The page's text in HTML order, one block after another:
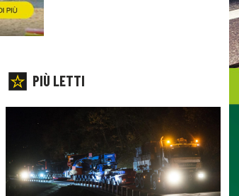
PIÙ LETTI